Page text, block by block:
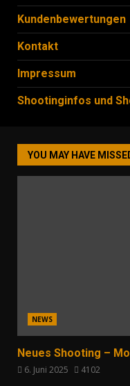
Kundenbewertungen
Kontakt
Impressum
Shootinginfos und
YOU MAY HAVE
NEWS
Neues Shooting –
6. Juni 2025 4102